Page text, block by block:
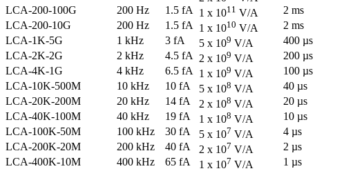
LCA-200-100G
200 Hz 1.5 fA 1 x 1011 V/A
2 ms
LCA-200-10G
200 Hz 1.5 fA 1 x 1010 V/A
2 ms
LCA-1K-5G
1 kHz 3 fA 5 x 109 V/A
400 µs
LCA-2K-2G
2 kHz 4.5 fA 2 x 109 V/A
200 µs
LCA-4K-1G
4 kHz 6.5 fA 1 x 109 V/A
100 µs
LCA-10K-500M
10 kHz 10 fA 5 x 108 V/A
40 µs
LCA-20K-200M
20 kHz 14 fA 2 x 108 V/A
20 µs
LCA-40K-100M
40 kHz 19 fA 1 x 108 V/A
10 µs
LCA-100K-50M
100 kHz 30 fA 5 x 107 V/A
4 µs
LCA-200K-20M
200 kHz 40 fA 2 x 107 V/A
2 µs
LCA-400K-10M
400 kHz 65 fA 1 x 107 V/A 1 µs